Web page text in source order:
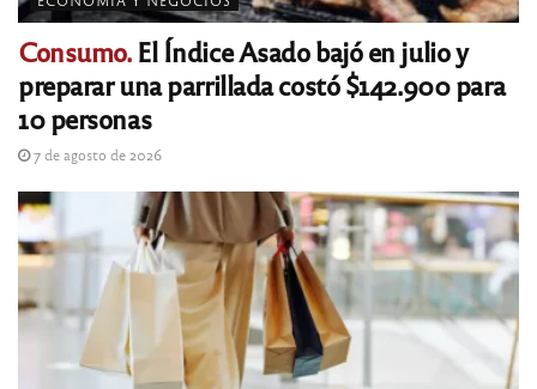
Consumo.El Índice Asado bajó en julio y
preparar una parrillada costó $142.900 para
10 personas
7 de agosto de 2026